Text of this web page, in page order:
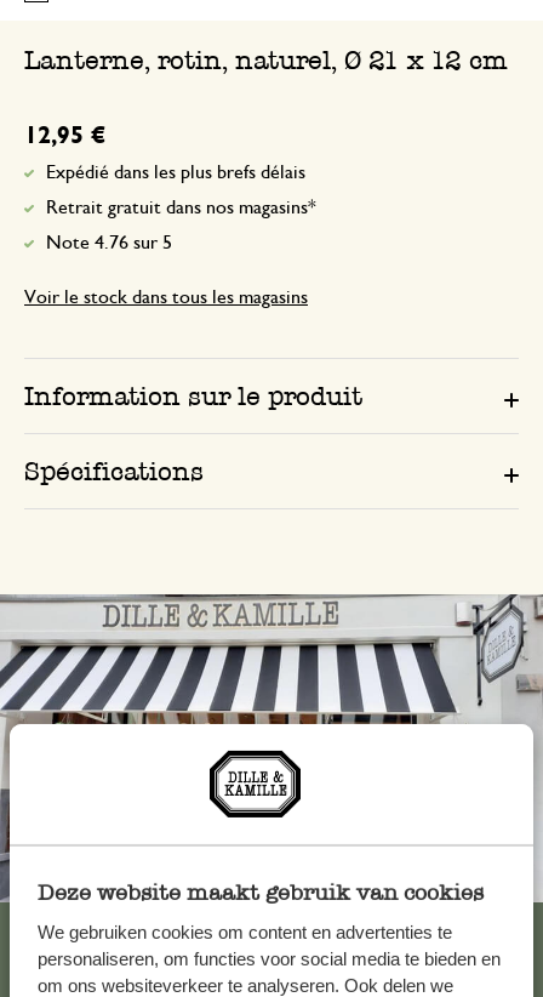
Deze website maakt gebruik van cookies
We gebruiken cookies om content en advertenties te
personaliseren, om functies voor social media te bieden en
om ons websiteverkeer te analyseren. Ook delen we
Lanterne, rotin, naturel, Ø 21 x 12 cm
12,95 €
Expédié dans les plus brefs délais
Retrait gratuit dans nos magasins*
Note 4.76 sur 5
Voir le stock dans tous les magasins
Information sur le produit
Spécifications
Toujours à proximité
Voir les 62 magasins